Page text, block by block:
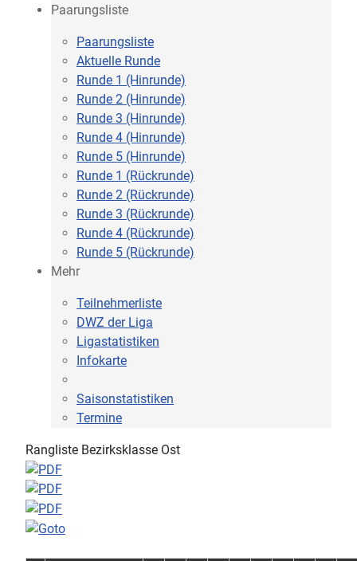
Paarungsliste
Paarungsliste
Aktuelle Runde
Runde 1 (Hinrunde)
Runde 2 (Hinrunde)
Runde 3 (Hinrunde)
Runde 4 (Hinrunde)
Runde 5 (Hinrunde)
Runde 1 (Rückrunde)
Runde 2 (Rückrunde)
Runde 3 (Rückrunde)
Runde 4 (Rückrunde)
Runde 5 (Rückrunde)
Mehr
Teilnehmerliste
DWZ der Liga
Ligastatistiken
Infokarte
Saisonstatistiken
Termine
Rangliste Bezirksklasse Ost